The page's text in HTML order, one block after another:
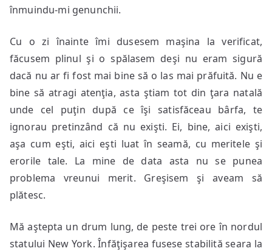
înmuindu-mi genunchii.
Cu o zi înainte îmi dusesem maşina la verificat,
făcusem plinul şi o spălasem deşi nu eram sigură
dacă nu ar fi fost mai bine să o las mai prăfuită. Nu e
bine să atragi atenţia, asta ştiam tot din ţara natală
unde cel puţin după ce îşi satisfăceau bârfa, te
ignorau pretinzând că nu exişti. Ei, bine, aici exişti,
aşa cum eşti, aici eşti luat în seamă, cu meritele şi
erorile tale. La mine de data asta nu se punea
problema vreunui merit. Greşisem şi aveam să
plătesc.
Mă aştepta un drum lung, de peste trei ore în nordul
statului New York. Înfăţişarea fusese stabilită seara la